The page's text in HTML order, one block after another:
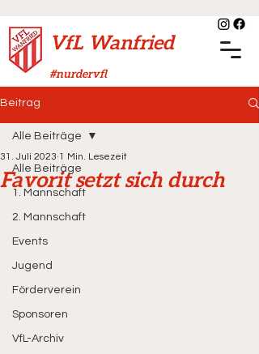
VfL Wanfried
#nurdervfl
Beitrag
Alle Beiträge
1. Mannschaft
2. Mannschaft
Events
Jugend
Förderverein
Sponsoren
VfL-Archiv
Alle Beiträge
Favorit setzt sich durch
31. Juli 2023 1 Min. Lesezeit